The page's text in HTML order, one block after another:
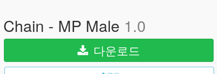
Chain - MP Male 1.0
다운로드